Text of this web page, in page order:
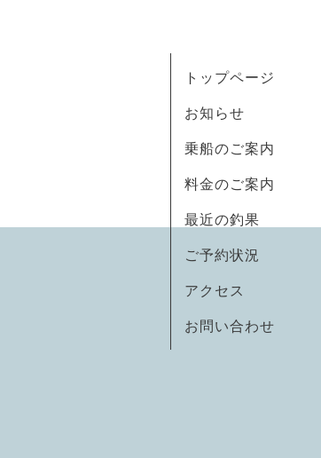
トップページ
お知らせ
乗船のご案内
料金のご案内
最近の釣果
ご予約状況
アクセス
お問い合わせ